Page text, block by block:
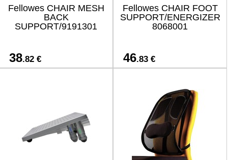
Fellowes CHAIR MESH
BACK
SUPPORT/9191301
38.82 €
Fellowes CHAIR FOOT
SUPPORT/ENERGIZER
8068001
46.83 €